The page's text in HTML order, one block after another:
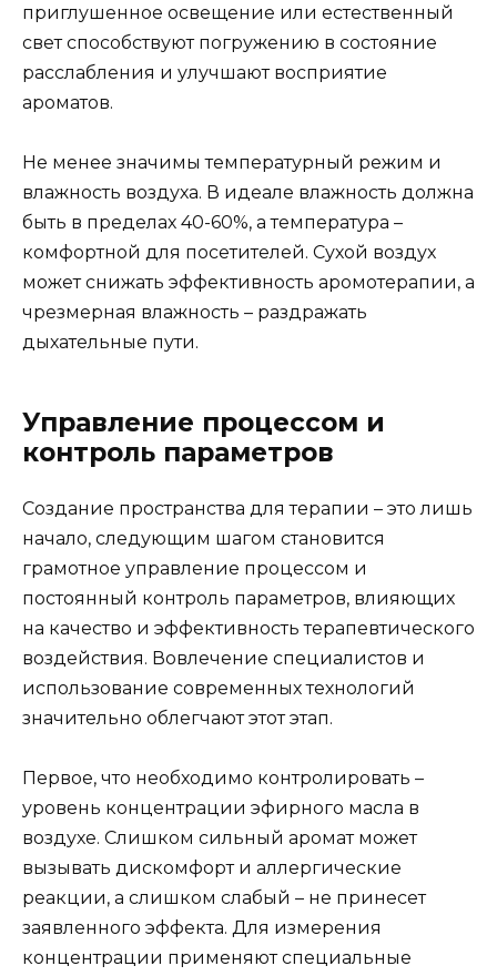
приглушенное освещение или естественный
свет способствуют погружению в состояние
расслабления и улучшают восприятие
ароматов.
Не менее значимы температурный режим и
влажность воздуха. В идеале влажность должна
быть в пределах 40-60%, а температура –
комфортной для посетителей. Сухой воздух
может снижать эффективность аромотерапии, а
чрезмерная влажность – раздражать
дыхательные пути.
Управление процессом и
контроль параметров
Создание пространства для терапии – это лишь
начало, следующим шагом становится
грамотное управление процессом и
постоянный контроль параметров, влияющих
на качество и эффективность терапевтического
воздействия. Вовлечение специалистов и
использование современных технологий
значительно облегчают этот этап.
Первое, что необходимо контролировать –
уровень концентрации эфирного масла в
воздухе. Слишком сильный аромат может
вызывать дискомфорт и аллергические
реакции, а слишком слабый – не принесет
заявленного эффекта. Для измерения
концентрации применяют специальные